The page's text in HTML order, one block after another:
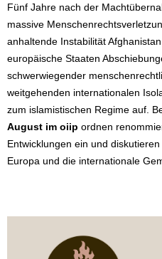
Fünf Jahre nach der
massive
anhaltende Instabilität
europäische Staaten
schwerwiegender
weitgehenden internationalen
zum islamistischen Regime auf.
August im oiip ordnen
Entwicklungen ein und
Europa und die internationale